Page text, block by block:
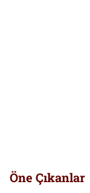
Öne Çıkanlar